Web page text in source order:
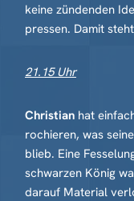
keine zündenden
pressen. Damit
21.15 Uhr
Christian hat
rochieren, was
blieb. Eine
schwarzen König
darauf Material